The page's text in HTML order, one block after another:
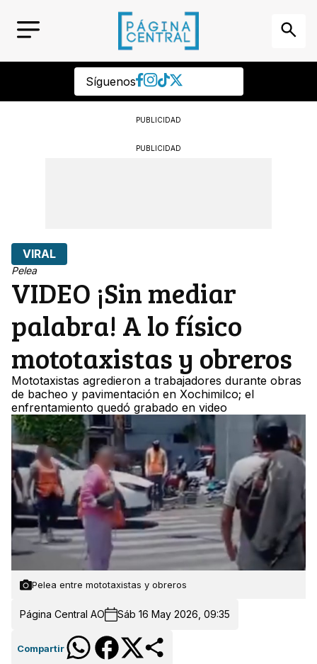
Síguenos
PUBLICIDAD
PUBLICIDAD
VIRAL
Pelea
VIDEO ¡Sin mediar
palabra! A lo físico
mototaxistas y obreros
Mototaxistas agredieron a trabajadores durante obras
de bacheo y pavimentación en Xochimilco; el
enfrentamiento quedó grabado en video
Pelea entre mototaxistas y obreros
Página Central AO Sáb 16 May 2026, 09:35
Compartir